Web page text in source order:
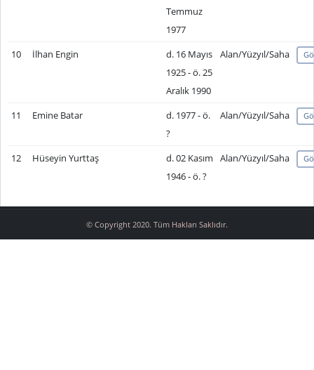
Temmuz
1977
10 İlhan Engin
d. 16 Mayıs
1925 - ö. 25
Aralık 1990
Alan/Yüzyıl/Saha
11 Emine Batar
d. 1977 - ö.
?
Alan/Yüzyıl/Saha
12 Hüseyin Yurttaş
d. 02 Kasım
1946 - ö. ?
Alan/Yüzyıl/Saha
© Copyright 2020. Tüm Hakları Saklıdır.